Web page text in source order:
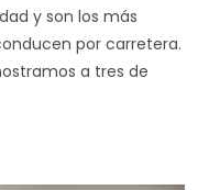
y son los más
por carretera.
a tres de